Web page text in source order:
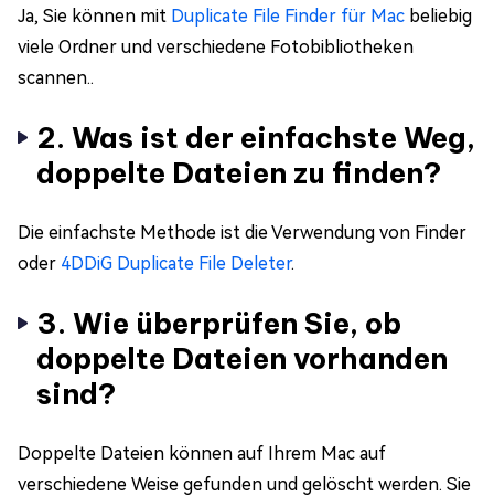
Ja, Sie können mit Duplicate File Finder für Mac beliebig
viele Ordner und verschiedene Fotobibliotheken
scannen..
2. Was ist der einfachste Weg,
doppelte Dateien zu finden?
Die einfachste Methode ist die Verwendung von Finder
oder 4DDiG Duplicate File Deleter.
3. Wie überprüfen Sie, ob
doppelte Dateien vorhanden
sind?
Doppelte Dateien können auf Ihrem Mac auf
verschiedene Weise gefunden und gelöscht werden. Sie